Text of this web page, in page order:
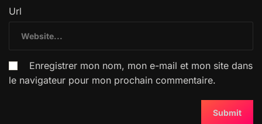
Url
Enregistrer mon nom, mon e-mail et mon site dans
le navigateur pour mon prochain commentaire.